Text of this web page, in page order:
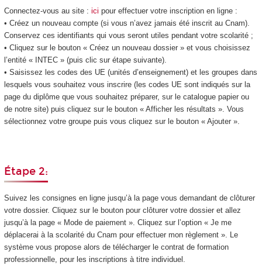
Connectez-vous au site : ici pour effectuer votre inscription en ligne :
• Créez un nouveau compte (si vous n’avez jamais été inscrit au Cnam).
Conservez ces identifiants qui vous seront utiles pendant votre scolarité ;
• Cliquez sur le bouton « Créez un nouveau dossier » et vous choisissez
l’entité « INTEC » (puis clic sur étape suivante).
• Saisissez les codes des UE (unités d’enseignement) et les groupes dans
lesquels vous souhaitez vous inscrire (les codes UE sont indiqués sur la
page du diplôme que vous souhaitez préparer, sur le catalogue papier ou
de notre site) puis cliquez sur le bouton « Afficher les résultats ». Vous
sélectionnez votre groupe puis vous cliquez sur le bouton « Ajouter ».
Étape 2:
Suivez les consignes en ligne jusqu’à la page vous demandant de clôturer
votre dossier. Cliquez sur le bouton pour clôturer votre dossier et allez
jusqu’à la page « Mode de paiement ». Cliquez sur l’option « Je me
déplacerai à la scolarité du Cnam pour effectuer mon règlement ». Le
système vous propose alors de télécharger le contrat de formation
professionnelle, pour les inscriptions à titre individuel.